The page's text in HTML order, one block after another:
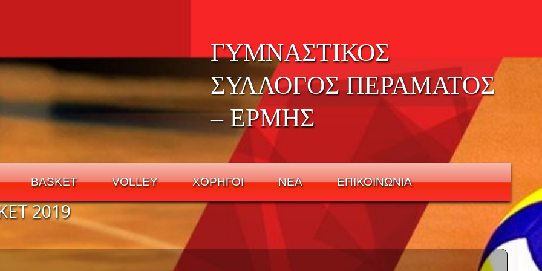
ΓΥΜΝΑΣΤΙΚΟΣ
ΣΥΛΛΟΓΟΣ ΠΕΡΑΜΑΤΟΣ
– ΕΡΜΗΣ
BASKET VOLLEY ΧΟΡΗΓΟΙ ΝΕΑ ΕΠΙΚΟΙΝΩΝΙΑ
2019